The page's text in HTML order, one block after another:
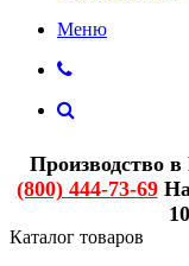
Меню
Производство
(800) 444-73-69На
Каталог товаров